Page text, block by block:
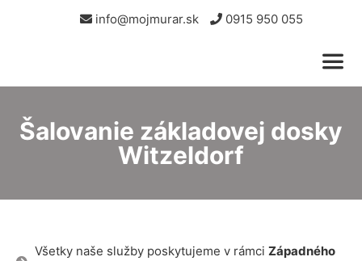
info@mojmurar.sk 0915 950 055
Šalovanie základovej dosky
Witzeldorf
Všetky naše služby poskytujeme v rámci Západného